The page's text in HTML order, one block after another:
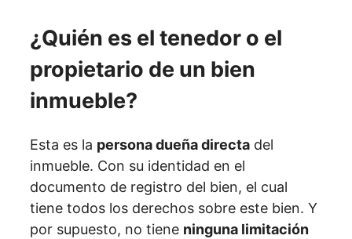
¿Quién es el tenedor o el
propietario de un bien
inmueble?
Esta es la persona dueña directa del
inmueble. Con su identidad en el
documento de registro del bien, el cual
tiene todos los derechos sobre este bien. Y
por supuesto, no tiene ninguna limitación